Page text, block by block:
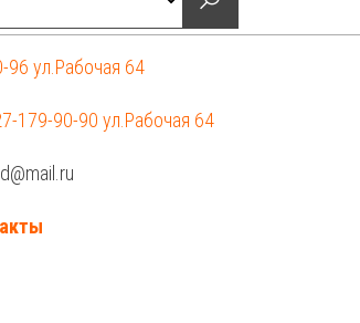
96 ул.Рабочая 64
179-90-90 ул.Рабочая 64